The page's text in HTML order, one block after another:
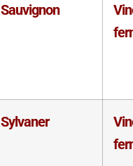
Sauvignon
Sylvaner